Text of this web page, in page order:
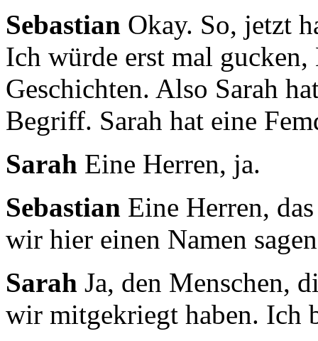
Sebastian Okay. So, jetzt
Ich würde erst mal gucken,
Geschichten. Also Sarah
Begriff. Sarah hat eine
Sarah Eine Herren, ja.
Sebastian Eine Herren,
wir hier einen Namen
Sarah Ja, den Menschen,
wir mitgekriegt haben. Ich